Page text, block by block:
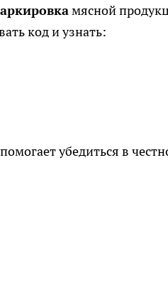
мясной
код и узнать:
убедиться в